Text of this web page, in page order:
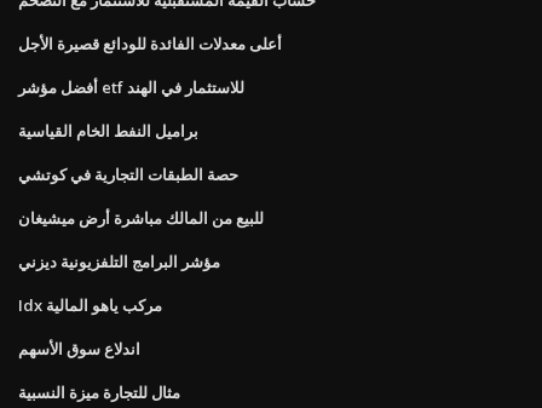
أعلى معدلات الفائدة للودائع قصيرة الأجل
أفضل مؤشر etf للاستثمار في الهند
براميل النفط الخام القياسية
حصة الطبقات التجارية في كوتشي
للبيع من المالك مباشرة أرض ميشيغان
مؤشر البرامج التلفزيونية ديزني
Idx مركب ياهو المالية
اندلاع سوق الأسهم
مثال للتجارة ميزة النسبية